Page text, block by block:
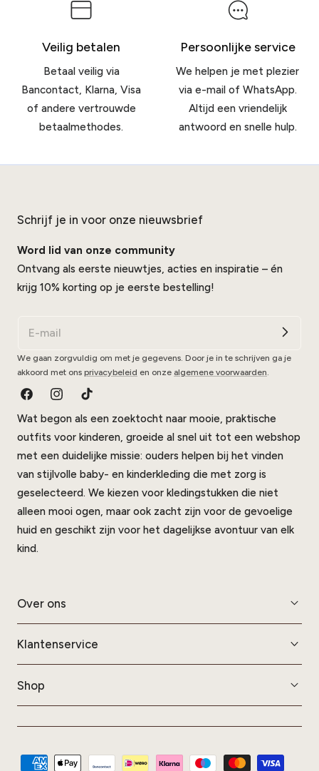
Veilig betalen
Betaal veilig via
Bancontact, Klarna, Visa
of andere vertrouwde
betaalmethodes.
Persoonlijke service
We helpen je met plezier
via e-mail of WhatsApp.
Altijd een vriendelijk
antwoord en snelle hulp.
Wat begon als een zoektocht naar mooie, praktische
outfits voor kinderen, groeide al snel uit tot een webshop
met een duidelijke missie: ouders helpen bij het vinden
van stijlvolle baby- en kinderkleding die met zorg is
geselecteerd. We kiezen voor kledingstukken die niet
alleen mooi ogen, maar ook zacht zijn voor de gevoelige
huid en geschikt zijn voor het dagelijkse avontuur van elk
kind.
Over ons
Klantenservice
Shop
Schrijf je in voor onze nieuwsbrief
Word lid van onze community
Ontvang als eerste nieuwtjes, acties en inspiratie – én
krijg 10% korting op je eerste bestelling!
We gaan zorgvuldig om met je gegevens. Door je in te schrijven ga je
akkoord met ons privacybeleid en onze algemene voorwaarden
FacebookInstagram
Tik
Tok
Modes